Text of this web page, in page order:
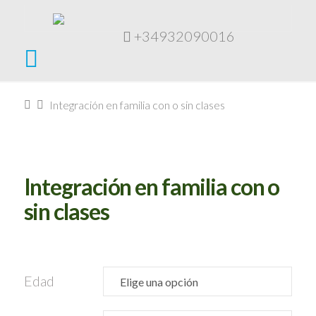
+34932090016
HomeIntegración en familia con o sin clases
Integración en familia con o
sin clases
Edad